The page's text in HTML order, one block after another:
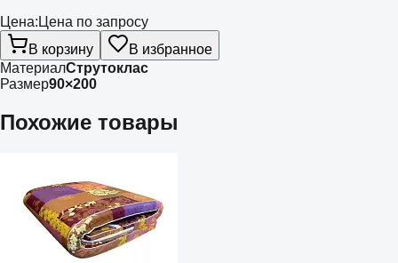
Цена: Цена по запросу
В корзину
В избранное
МатериалСтрутоклас
Размер90×200
Похожие товары